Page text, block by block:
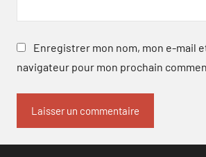
Enregistrer mon nom, mon e-mail
navigateur pour mon prochain